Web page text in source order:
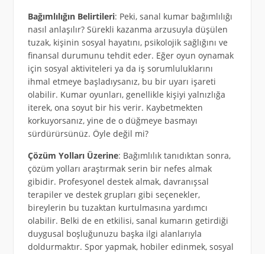
Bağımlılığın Belirtileri: Peki, sanal kumar bağımlılığı
nasıl anlaşılır? Sürekli kazanma arzusuyla düşülen
tuzak, kişinin sosyal hayatını, psikolojik sağlığını ve
finansal durumunu tehdit eder. Eğer oyun oynamak
için sosyal aktiviteleri ya da iş sorumluluklarını
ihmal etmeye başladıysanız, bu bir uyarı işareti
olabilir. Kumar oyunları, genellikle kişiyi yalnızlığa
iterek, ona soyut bir his verir. Kaybetmekten
korkuyorsanız, yine de o düğmeye basmayı
sürdürürsünüz. Öyle değil mi?
Çözüm Yolları Üzerine: Bağımlılık tanıdıktan sonra,
çözüm yolları araştırmak serin bir nefes almak
gibidir. Profesyonel destek almak, davranışsal
terapiler ve destek grupları gibi seçenekler,
bireylerin bu tuzaktan kurtulmasına yardımcı
olabilir. Belki de en etkilisi, sanal kumarın getirdiği
duygusal boşluğunuzu başka ilgi alanlarıyla
doldurmaktır. Spor yapmak, hobiler edinmek, sosyal